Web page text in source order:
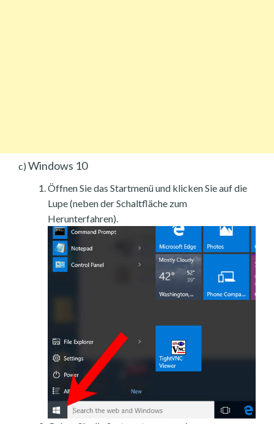
c) Windows 10
Öffnen Sie das Startmenü und klicken Sie auf die
Lupe (neben der Schaltfläche zum
Herunterfahren).